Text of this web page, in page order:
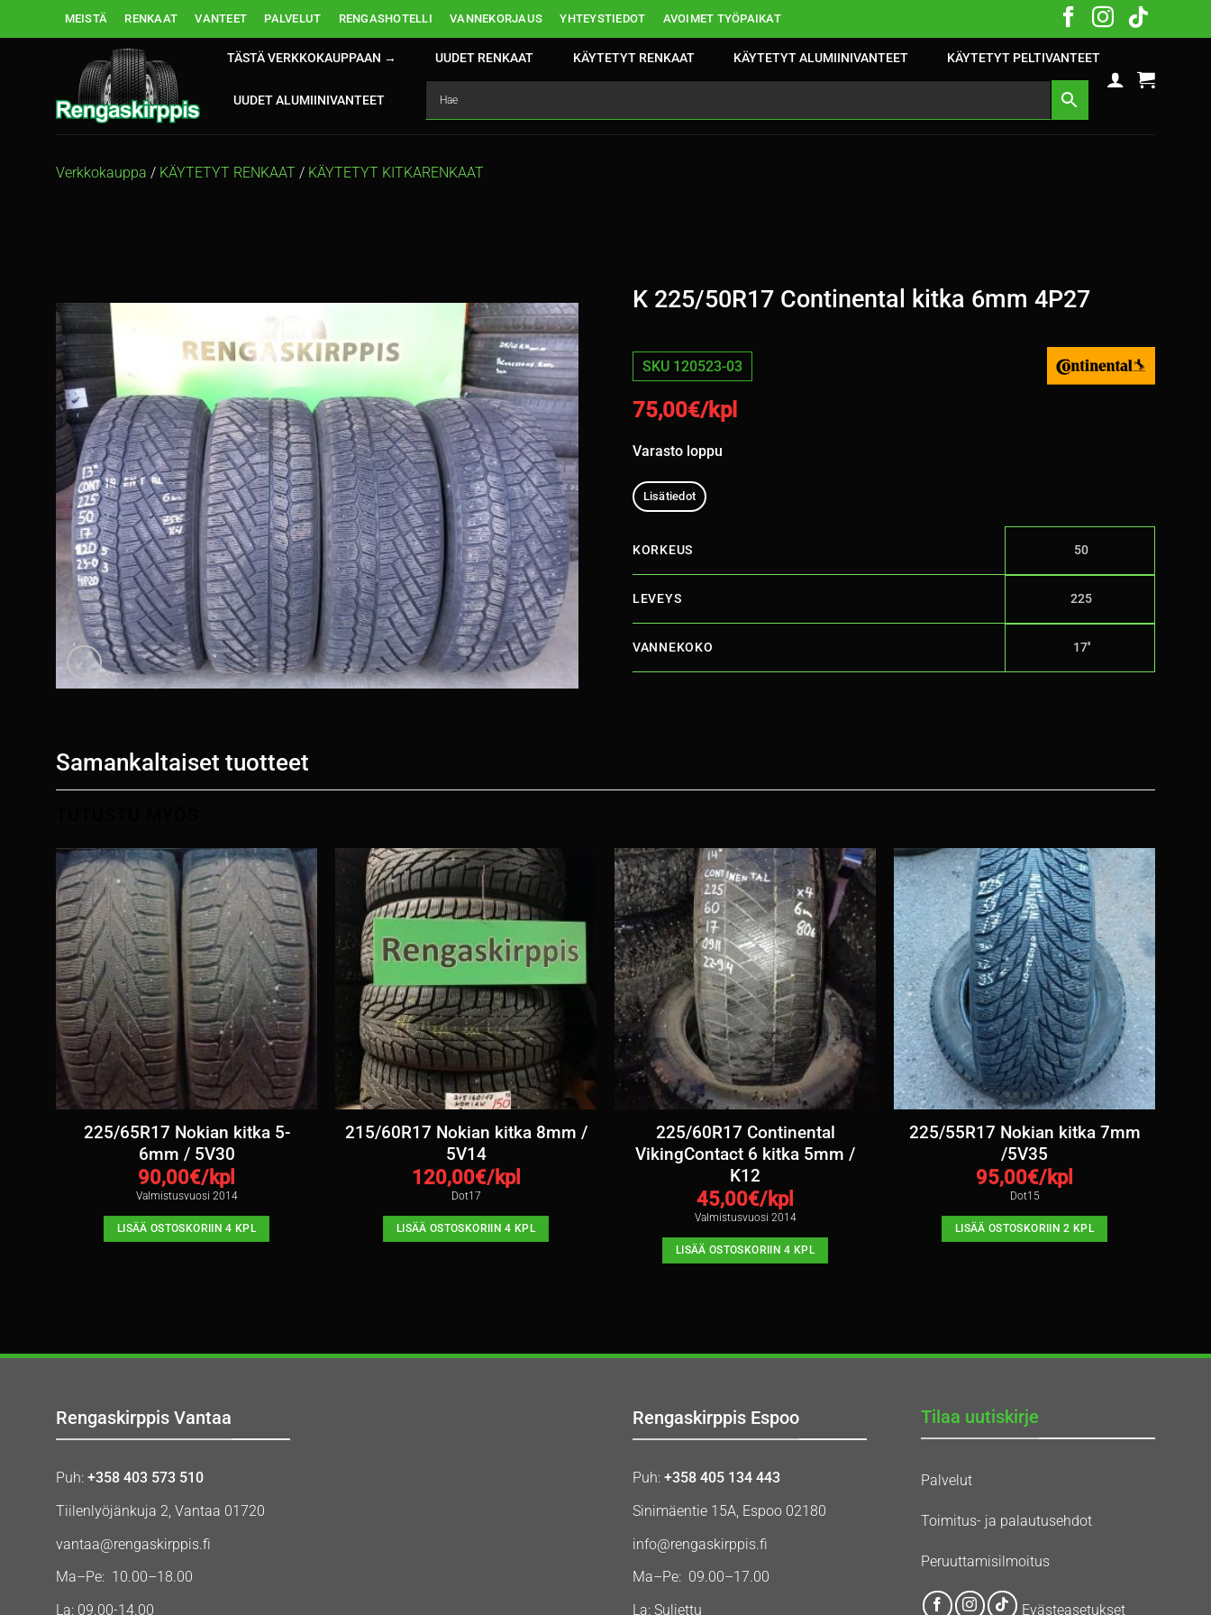
MEISTÄ RENKAAT VANTEET PALVELUT RENGASHOTELLI VANNEKORJAUS YHTEYSTIEDOT AVOIMET TYÖPAIKAT
TÄSTÄ VERKKOKAUPPAAN → UUDET RENKAAT KÄYTETYT RENKAAT KÄYTETYT ALUMIINIVANTEET KÄYTETYT PELTIVANTEET
UUDET ALUMIINIVANTEET
Verkkokauppa / KÄYTETYT RENKAAT / KÄYTETYT KITKARENKAAT
K 225/50R17 Continental kitka 6mm 4P27
SKU 120523-03
75,00€/kpl
Varasto loppu
Lisätiedot
KORKEUS 50
LEVEYS 225
VANNEKOKO 17''
Samankaltaiset tuotteet
225/65R17 Nokian kitka 5-
6mm / 5V30
90,00€/kpl
Valmistusvuosi 2014
LISÄÄ OSTOSKORIIN 4 KPL
215/60R17 Nokian kitka 8mm /
5V14
120,00€/kpl
Dot17
LISÄÄ OSTOSKORIIN 4 KPL
225/60R17 Continental
VikingContact 6 kitka 5mm /
K12
45,00€/kpl
Valmistusvuosi 2014
LISÄÄ OSTOSKORIIN 4 KPL
225/55R17 Nokian kitka 7mm
/5V35
95,00€/kpl
Dot15
LISÄÄ OSTOSKORIIN 2 KPL
Rengaskirppis Vantaa
Puh: +358 403 573 510
Tiilenlyöjänkuja 2, Vantaa 01720
vantaa@rengaskirppis.fi
Ma–Pe: 10.00–18.00
La: 09.00-14.00
Rengaskirppis Espoo
Puh: +358 405 134 443
Sinimäentie 15A, Espoo 02180
info@rengaskirppis.fi
Ma–Pe: 09.00–17.00
La: Suljettu
Tilaa uutiskirje
Palvelut
Toimitus- ja palautusehdot
Peruuttamisilmoitus
Evästeasetukset